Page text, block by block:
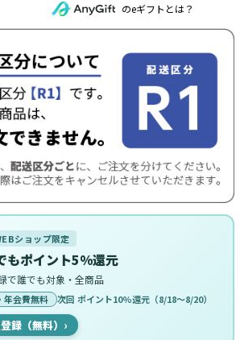
のeギフトとは？
ショップ限定
もポイント5%還元
で誰でも対象・全商品
年会費無料 次回 ポイント10%還元（8/18〜8/20）
録（無料） ›